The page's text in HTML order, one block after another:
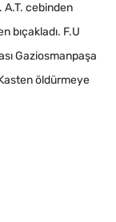
A.T. cebinden
bıçakladı. F.U
Gaziosmanpaşa
öldürmeye